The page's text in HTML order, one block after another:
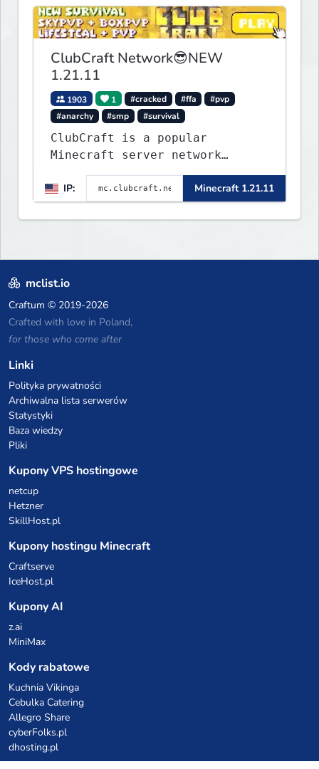
ClubCraft Network😎NEW
1.21.11
1903 1 #cracked #ffa
#pvp
#anarchy
#smp #survival
ClubCraft is a popular
Minecraft server network
offering a variety of game
modes, including Survival,
Lifesteal, FFA BoxPVP,
SkyBlock, KitPVP and many
IP: Minecraft 1.21.11
mclist.io
Craftum © 2019-2026
Crafted with love in Poland,
for those who come after
Linki
Polityka prywatności
Archiwalna lista serwerów
Statystyki
Baza wiedzy
Pliki
Kupony VPS hostingowe
netcup
Hetzner
SkillHost.pl
Kupony hostingu Minecraft
Craftserve
IceHost.pl
Kupony AI
z.ai
MiniMax
Kody rabatowe
Kuchnia Vikinga
Cebulka Catering
Allegro Share
cyberFolks.pl
dhosting.pl